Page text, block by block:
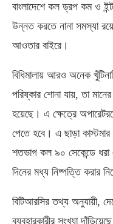
বাংলাদেশে কল ড্রপ কম ও
উন্নত করতে নানা সমস্যা
আওতার বাইরে।
বিধিমালায় আরও অনেক
পরিষ্কার শোনা যায়, তা
হয়েছে। এ ক্ষেত্রে
পেতে হবে। এ ছাড়া
শতভাগ কল ৯০ সেকেন্ডে
দিনের মধ্য নিষ্পত্তি করার
বিটিআরসির তথ্য অনুযায়ী,
ব্যবহারকারীর সংখ্যা